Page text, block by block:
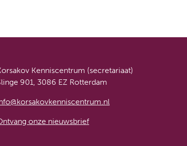
Kenniscentrum (secretariaat)
901, 3086 EZ Rotterdam
onze nieuwsbrief